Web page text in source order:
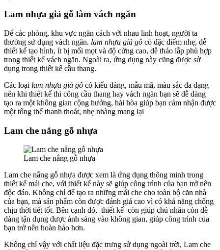
Lam nhựa giả gỗ làm vách ngăn
Để các phòng, khu vực ngăn cách với nhau linh hoạt, người ta
thường sử dụng vách ngăn. lam nhựa giả gỗ có đặc điểm nhẹ, dễ
thiết kế tạo hình, ít bị mối mọt và độ cứng cao, dễ tháo lắp phù hợp
trong thiết kế vách ngăn. Ngoài ra, ứng dụng này cũng được sử
dụng trong thiết kế cầu thang.
Các loại lam nhựa giả gỗ có kiểu dáng, mẫu mã, màu sắc đa dạng
nên khi thiết kế thi công cầu thang hay vách ngăn bạn sẽ dễ dàng
tạo ra một không gian cộng hưởng, hài hòa giúp bạn cảm nhận được
một tổng thể thanh thoát, nhẹ nhàng mang lại
Lam che nắng gỗ nhựa
Lam che nắng gỗ nhựa
Lam che nắng gỗ nhựa được xem là ứng dụng thông minh trong
thiết kế mái che, với thiết kế này sẽ giúp công trình của bạn trở nên
độc đáo. Không chỉ để tạo ra những mái che cho toàn bộ căn nhà
của bạn, mà sản phẩm còn được đánh giá cao vì có khả năng chống
chịu thời tiết tốt. Bên cạnh đó, thiết kế còn giúp chủ nhân còn dễ
dàng tận dụng được ánh sáng vào không gian, giúp công trình của
bạn trở nên hoàn hảo hơn.
Không chỉ vậy với chất liệu đặc trưng sử dụng ngoài trời, Lam che